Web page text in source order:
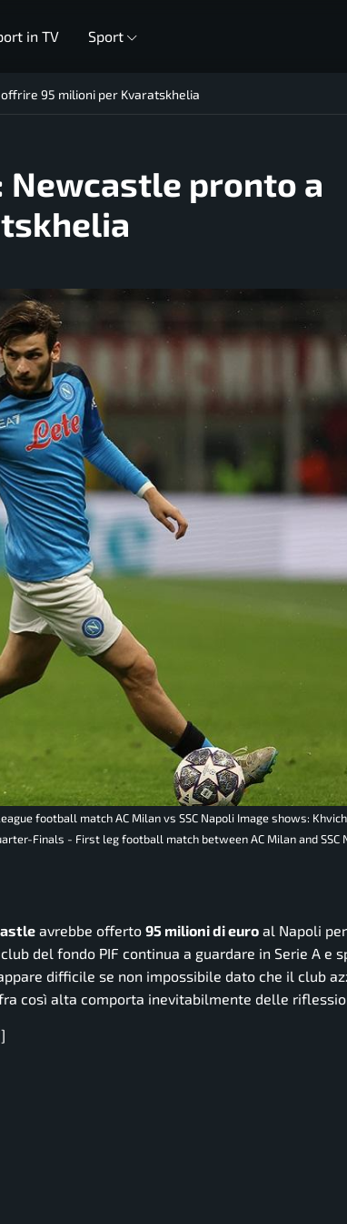
in TV Sport
95 milioni per Kvaratskhelia
Newcastle pronto a
football match AC Milan vs SSC Napoli Image shows:
Finals - First leg football match between AC Milan and SSC
avrebbe offerto 95 milioni di euro al Napoli
del fondo PIF continua a guardare in Serie A e
difficile se non impossibile dato che il club
così alta comporta inevitabilmente delle